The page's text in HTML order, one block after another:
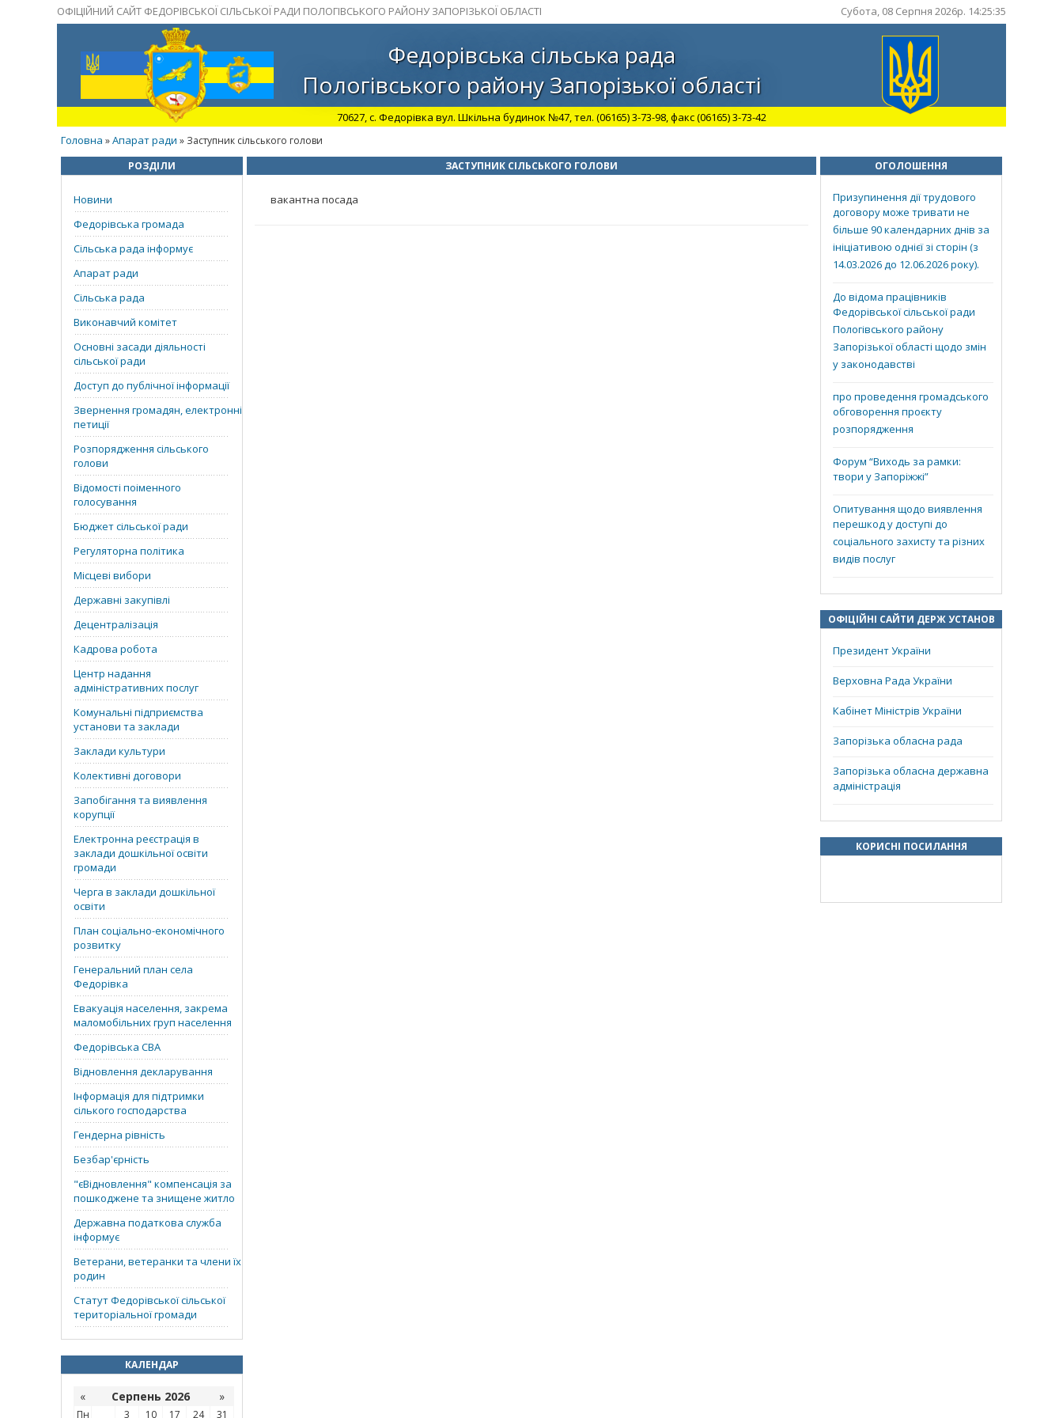
ОФІЦІЙНИЙ САЙТ ФЕДОРІВСЬКОЇ СІЛЬСЬКОЇ РАДИ ПОЛОГІВСЬКОГО РАЙОНУ ЗАПОРІЗЬКОЇ ОБЛАСТІ Субота, 08 Серпня 2026р. 14:25:36
Федорівська сільська рада
Пологівського району Запорізької області
70627, с. Федорівка вул. Шкільна будинок №47, тел. (06165) 3-73-98, факс (06165) 3-73-42
Головна »Апарат ради » Заступник сільського голови
РОЗДІЛИ
Новини
Федорівська громада
Сільська рада інформує
Апарат ради
Сільська рада
Виконавчий комітет
Основні засади діяльності
сільської ради
Доступ до публічної інформації
Звернення громадян, електронні
петиції
Розпорядження сільського
голови
Відомості поіменного
голосування
Бюджет сільської ради
Регуляторна політика
Місцеві вибори
Державні закупівлі
Децентралізація
Кадрова робота
Центр надання
адміністративних послуг
Комунальні підприємства
установи та заклади
Заклади культури
Колективні договори
Запобігання та виявлення
корупції
Електронна реєстрація в
заклади дошкільної освіти
громади
Черга в заклади дошкільної
освіти
План соціально-економічного
розвитку
Генеральний план села
Федорівка
Евакуація населення, закрема
маломобільних груп населення
Федорівська СВА
Відновлення декларування
Інформація для підтримки
сілького господарства
Гендерна рівність
Безбар'єрність
"єВідновлення" компенсація за
пошкоджене та знищене житло
Державна податкова служба
інформує
Ветерани, ветеранки та члени їх
родин
Статут Федорівської сільської
територіальної громади
КАЛЕНДАР
« Серпень 2026 »
Пн 3 10 17 24 31
ЗАСТУПНИК СІЛЬСЬКОГО ГОЛОВИ
вакантна посада
ОГОЛОШЕННЯ
Призупинення дії трудового
договору може тривати не
більше 90 календарних днів за
ініціативою однієї зі сторін (з
14.03.2026 до 12.06.2026 року).
До відома працівників
Федорівської сільської ради
Пологівського району
Запорізької області щодо змін
у законодавстві
про проведення громадського
обговорення проєкту
розпорядження
Форум “Виходь за рамки:
твори у Запоріжжі”
Опитування щодо виявлення
перешкод у доступі до
соціального захисту та різних
видів послуг
ОФІЦІЙНІ САЙТИ ДЕРЖ УСТАНОВ
Президент України
Верховна Рада України
Кабінет Міністрів України
Запорізька обласна рада
Запорізька обласна державна
адміністрація
КОРИСНІ ПОСИЛАННЯ